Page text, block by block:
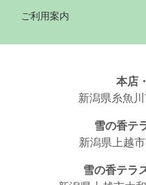
ご利用案内
本店
新潟県糸魚
雪の香テ
新潟県上越
雪の香テラ